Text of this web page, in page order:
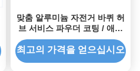
맞춤 알루미늄 자전거 바퀴 허
브 서비스 파우더 코팅 / 애노
딩 / 바퀴에 대한 플래팅
최고의 가격을 얻으십시오